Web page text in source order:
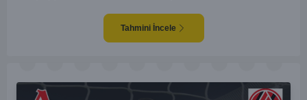
göstermektedir. CSKA'nın evinde oynayacak olması ve genel istatistikler
göz önüne alındığında, CSKA'nın sahasında kolay kolay puan
kaybetmeyeceğini söyleyebiliriz.
Tahmini İncele